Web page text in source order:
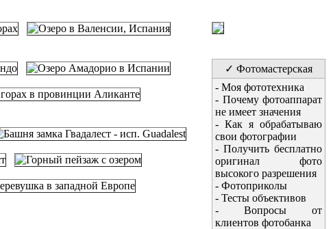
✓ Фотомастерская
- Моя фототехника
- Почему фотоаппарат
не имеет значения
- Как я обрабатываю
свои фотографии
- Получить бесплатно
оригинал фото
высокого разрешения
- Фотоприколы
- Тесты объективов
- Вопросы от
клиентов фотобанка